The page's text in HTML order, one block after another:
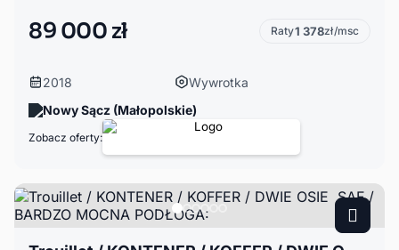
89 000 zł Raty1 378zł/msc
2018
Wywrotka
Nowy Sącz (Małopolskie)
Zobacz oferty: